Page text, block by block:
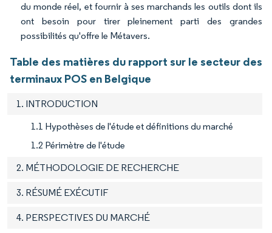
du monde réel, et fournir à ses marchands les outils dont ils
ont besoin pour tirer pleinement parti des grandes
possibilités qu'offre le Métavers.
Table des matières du rapport sur le secteur des
terminaux POS en Belgique
1. INTRODUCTION
1.1 Hypothèses de l'étude et définitions du marché
1.2 Périmètre de l'étude
2. MÉTHODOLOGIE DE RECHERCHE
3. RÉSUMÉ EXÉCUTIF
4. PERSPECTIVES DU MARCHÉ